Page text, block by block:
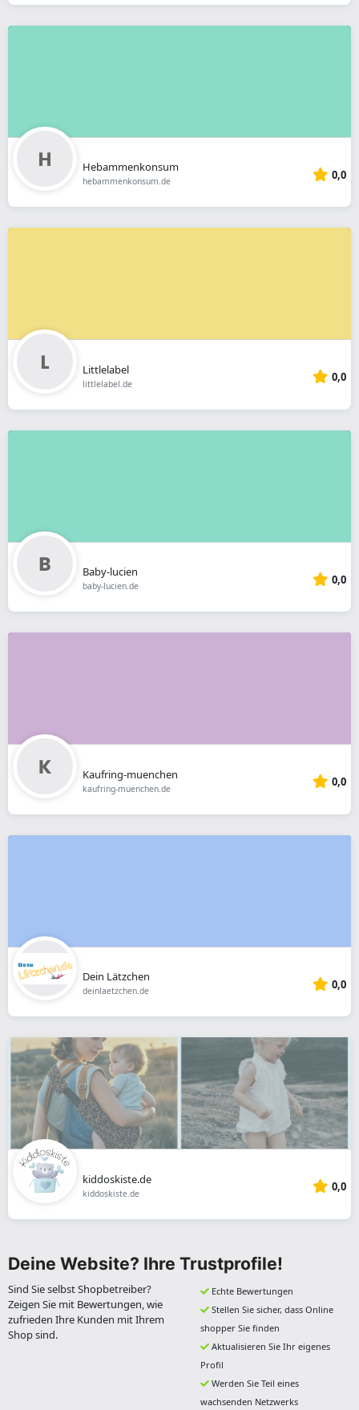
Hebammenkonsum
hebammenkonsum.de 0,0
Littlelabel
littlelabel.de 0,0
Baby-lucien
baby-lucien.de 0,0
Kaufring-muenchen
kaufring-muenchen.de 0,0
Dein Lätzchen
deinlaetzchen.de 0,0
kiddoskiste.de
kiddoskiste.de 0,0
Deine Website? Ihre Trustprofile!
Sind Sie selbst Shopbetreiber?
Zeigen Sie mit Bewertungen, wie
zufrieden Ihre Kunden mit Ihrem
Shop sind.
Echte Bewertungen
Stellen Sie sicher, dass Online
shopper Sie finden
Aktualisieren Sie Ihr eigenes
Profil
Werden Sie Teil eines
wachsenden Netzwerks